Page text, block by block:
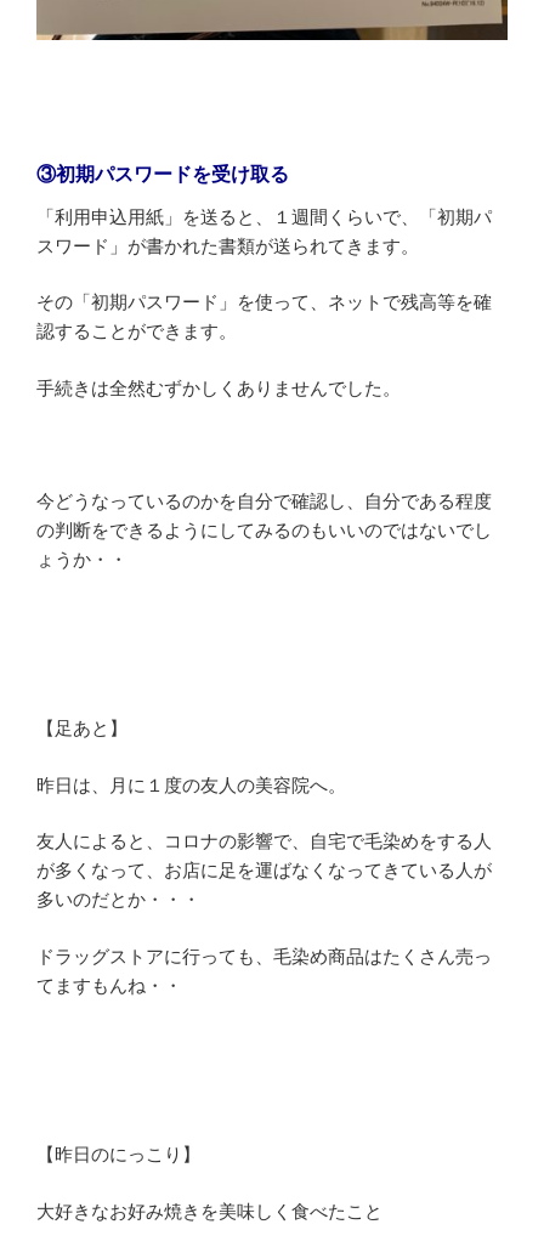
③初期パスワードを受け取る
「利用申込用紙」を送ると、１週間くらいで、「初期パ
スワード」が書かれた書類が送られてきます。
その「初期パスワード」を使って、ネットで残高等を確
認することができます。
手続きは全然むずかしくありませんでした。
今どうなっているのかを自分で確認し、自分である程度
の判断をできるようにしてみるのもいいのではないでし
ょうか・・
【足あと】
昨日は、月に１度の友人の美容院へ。
友人によると、コロナの影響で、自宅で毛染めをする人
が多くなって、お店に足を運ばなくなってきている人が
多いのだとか・・・
ドラッグストアに行っても、毛染め商品はたくさん売っ
てますもんね・・
【昨日のにっこり】
大好きなお好み焼きを美味しく食べたこと